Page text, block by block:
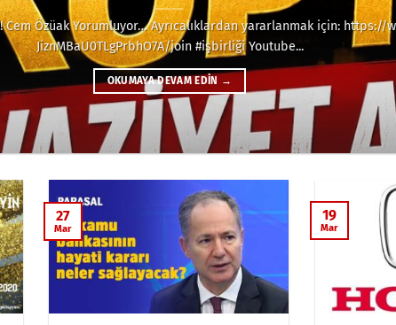
Cem Özüak Yorumluyor… Ayrıcalıklardan yararlanmak için:
JiznMBaU0TLgPrbhO7A/join #işbirliği Youtube...
OKUMAYA DEVAM EDIN →
27
Mar
19
Mar